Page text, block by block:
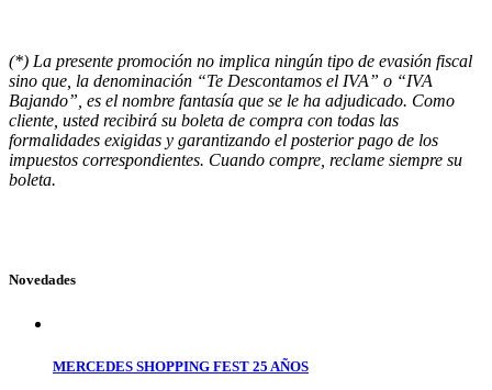
(*) La presente promoción no implica ningún tipo de evasión fiscal
sino que, la denominación “Te Descontamos el IVA” o “IVA
Bajando”, es el nombre fantasía que se le ha adjudicado. Como
cliente, usted recibirá su boleta de compra con todas las
formalidades exigidas y garantizando el posterior pago de los
impuestos correspondientes. Cuando compre, reclame siempre su
boleta.
Novedades
MERCEDES SHOPPING FEST 25 AÑOS